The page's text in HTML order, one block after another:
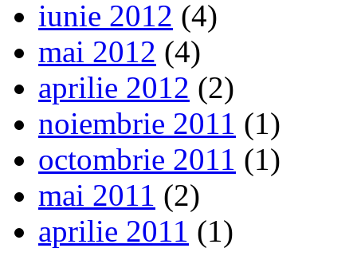
iunie 2012 (4)
mai 2012 (4)
aprilie 2012 (2)
noiembrie 2011 (1)
octombrie 2011 (1)
mai 2011 (2)
aprilie 2011 (1)